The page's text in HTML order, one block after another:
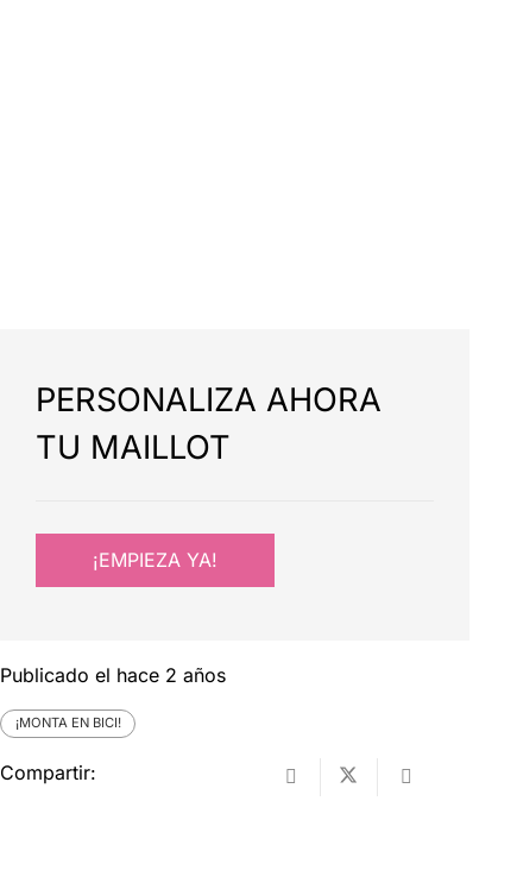
PERSONALIZA AHORA
TU MAILLOT
¡EMPIEZA YA!
Publicado el hace 2 años
¡MONTA EN BICI!
Compartir: